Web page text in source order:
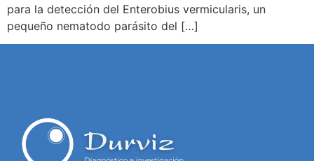
para la detección del Enterobius vermicularis, un
pequeño nematodo parásito del […]